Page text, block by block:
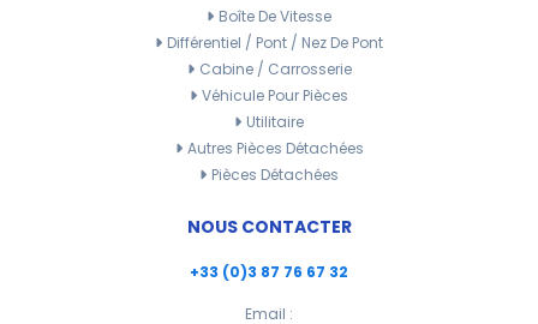
Boîte De Vitesse
Différentiel / Pont / Nez De Pont
Cabine / Carrosserie
Véhicule Pour Pièces
Utilitaire
Autres Pièces Détachées
Pièces Détachées
NOUS CONTACTER
+33 (0)3 87 76 67 32
Email :